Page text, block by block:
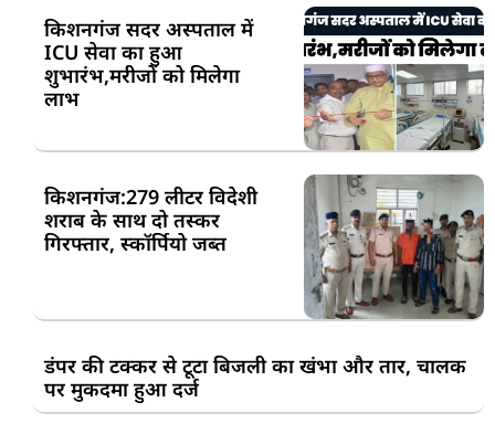
किशनगंज सदर अस्पताल में
ICU सेवा का हुआ
शुभारंभ,मरीजों को मिलेगा
लाभ
किशनगंज:279 लीटर विदेशी
शराब के साथ दो तस्कर
गिरफ्तार, स्कॉर्पियो जब्त
डंपर की टक्कर से टूटा बिजली का खंभा और तार, चालक
पर मुकदमा हुआ दर्ज